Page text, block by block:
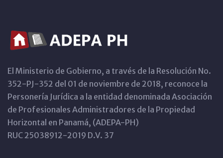
El Ministerio de Gobierno, a través de la Resolución No.
352-PJ-352 del 01 de noviembre de 2018, reconoce la
Personería Jurídica a la entidad denominada Asociación
de Profesionales Administradores de la Propiedad
Horizontal en Panamá, (ADEPA-PH)
RUC 25038912-2019 D.V. 37